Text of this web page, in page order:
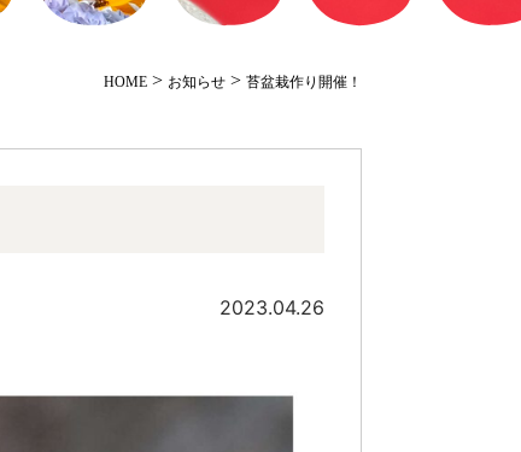
HOME > お知らせ > 苔盆栽作り開催！
2023.04.26